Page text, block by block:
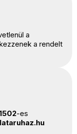
a
a rendelt
-es